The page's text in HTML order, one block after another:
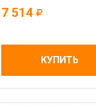
7 514
КУПИТЬ